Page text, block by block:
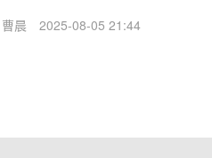
曹晨 2025-08-05 21:44